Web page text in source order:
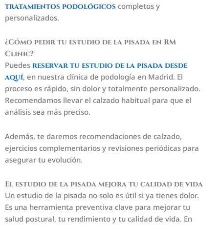
tratamientos podológicos completos y
personalizados.
¿Cómo pedir tu estudio de la pisada en RM
Clinic?
Puedes reservar tu estudio de la pisada desde
aquí, en nuestra clínica de podología en Madrid. El
proceso es rápido, sin dolor y totalmente personalizado.
Recomendamos llevar el calzado habitual para que el
análisis sea más preciso.
Además, te daremos recomendaciones de calzado,
ejercicios complementarios y revisiones periódicas para
asegurar tu evolución.
El estudio de la pisada mejora tu calidad de vida
Un estudio de la pisada no solo es útil si ya tienes dolor.
Es una herramienta preventiva clave para mejorar tu
salud postural, tu rendimiento y tu calidad de vida. En